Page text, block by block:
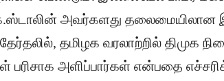
அவர்களது தலைமையிலான
தமிழக வரலாற்றில் திமுக
அளிப்பார்கள் என்பதை